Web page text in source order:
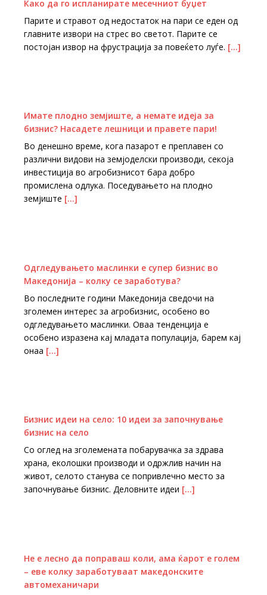
Како да го испланирате месечниот буџет
Парите и стравот од недостаток на пари се еден од
главните извори на стрес во светот. Парите се
постојан извор на фрустрација за повеќето луѓе. […]
Имате плодно земјиште, а немате идеја за
бизнис? Насадете лешници и правете пари!
Во денешно време, кога пазарот е преплавен со
различни видови на земјоделски производи, секоја
инвестиција во агробизнисот бара добро
промислена одлука. Поседувањето на плодно
земјиште […]
Одгледувањето маслинки е супер бизнис во
Македонија – колку се заработува?
Во последните години Македонија сведочи на
зголемен интерес за агробизнис, особено во
одгледувањето маслинки. Оваа тенденција е
особено изразена кај младата популација, барем кај
онаа […]
Бизнис идеи на село: 10 идеи за започнување
бизнис на село
Со оглед на зголемената побарувачка за здрава
храна, еколошки производи и одржлив начин на
живот, селото станува се попривлечно место за
започнување бизнис. Деловните идеи […]
Не е лесно да поправаш коли, ама ќарот е голем
– еве колку заработуваат македонските
автомеханичари